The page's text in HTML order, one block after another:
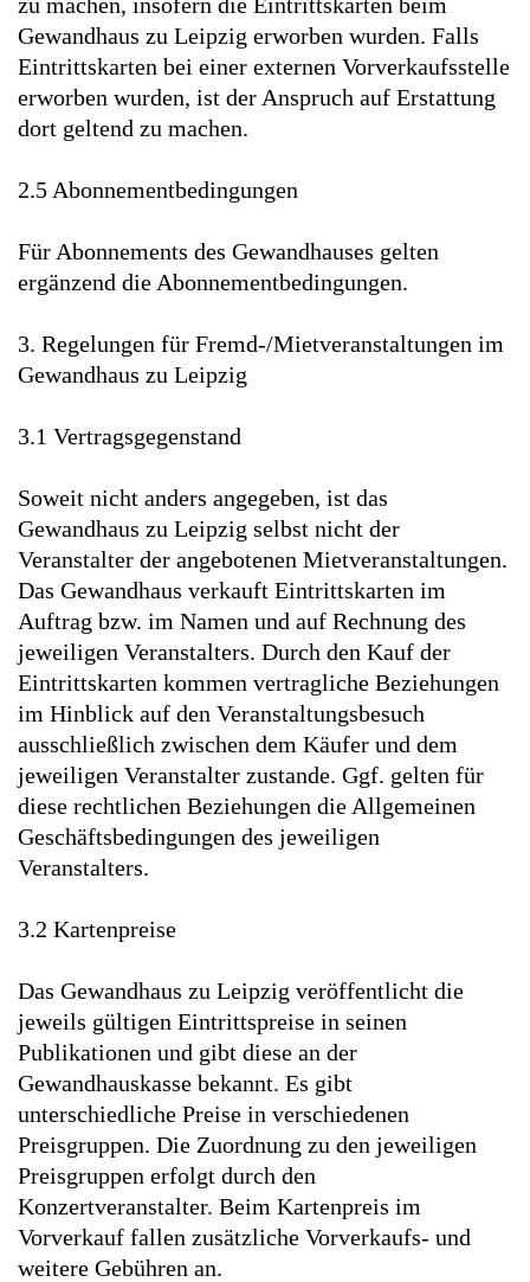
Gewandhaus zu Leipzig erworben wurden. Falls
Eintrittskarten bei einer externen Vorverkaufsstelle
erworben wurden, ist der Anspruch auf Erstattung
dort geltend zu machen.
2.5 Abonnementbedingungen
Für Abonnements des Gewandhauses gelten
ergänzend die Abonnementbedingungen.
3. Regelungen für Fremd-/Mietveranstaltungen im
Gewandhaus zu Leipzig
3.1 Vertragsgegenstand
Soweit nicht anders angegeben, ist das
Gewandhaus zu Leipzig selbst nicht der
Veranstalter der angebotenen Mietveranstaltungen.
Das Gewandhaus verkauft Eintrittskarten im
Auftrag bzw. im Namen und auf Rechnung des
jeweiligen Veranstalters. Durch den Kauf der
Eintrittskarten kommen vertragliche Beziehungen
im Hinblick auf den Veranstaltungsbesuch
ausschließlich zwischen dem Käufer und dem
jeweiligen Veranstalter zustande. Ggf. gelten für
diese rechtlichen Beziehungen die Allgemeinen
Geschäftsbedingungen des jeweiligen
Veranstalters.
3.2 Kartenpreise
Das Gewandhaus zu Leipzig veröffentlicht die
jeweils gültigen Eintrittspreise in seinen
Publikationen und gibt diese an der
Gewandhauskasse bekannt. Es gibt
unterschiedliche Preise in verschiedenen
Preisgruppen. Die Zuordnung zu den jeweiligen
Preisgruppen erfolgt durch den
Konzertveranstalter. Beim Kartenpreis im
Vorverkauf fallen zusätzliche Vorverkaufs- und
weitere Gebühren an.